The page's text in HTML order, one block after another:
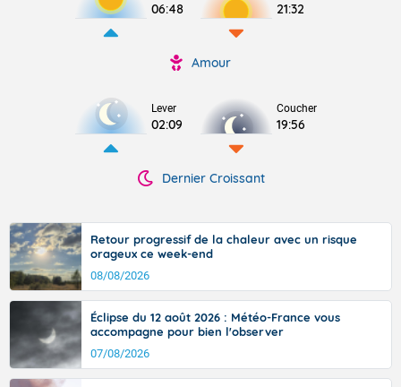
06:48 21:32
Amour
Lever
02:09
Coucher
19:56
Dernier Croissant
Retour progressif de la chaleur avec un risque
orageux ce week-end
08/08/2026
Éclipse du 12 août 2026 : Météo-France vous
accompagne pour bien l'observer
07/08/2026